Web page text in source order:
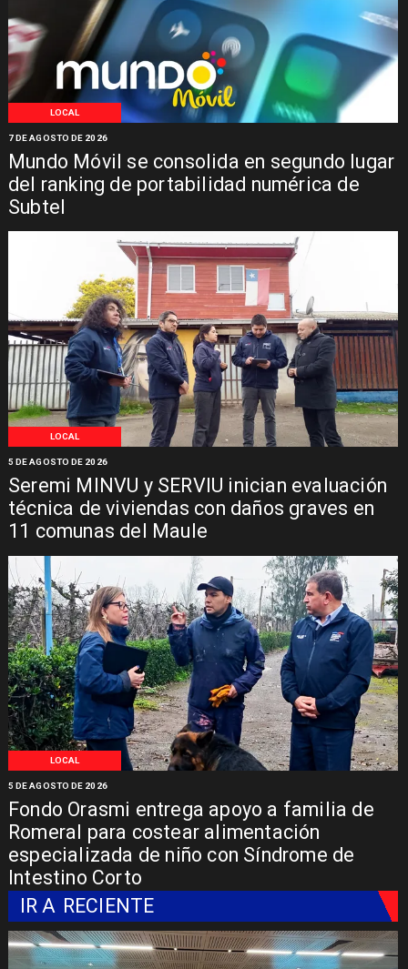
LOCAL
Mundo Móvil se consolida en segundo lugar
del ranking de portabilidad numérica de
Subtel
7 DE AGOSTO DE 2026
LOCAL
Seremi MINVU y SERVIU inician evaluación
técnica de viviendas con daños graves en
11 comunas del Maule
5 DE AGOSTO DE 2026
LOCAL
Fondo Orasmi entrega apoyo a familia de
Romeral para costear alimentación
especializada de niño con Síndrome de
Intestino Corto
5 DE AGOSTO DE 2026
IR A RECIENTE